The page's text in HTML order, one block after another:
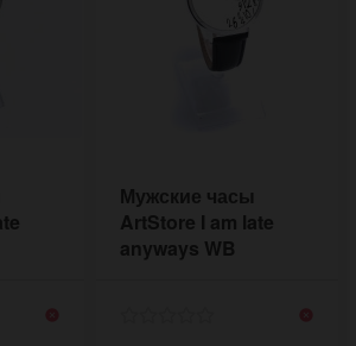
Мужские часы
ArtStore I am late
anyways WB